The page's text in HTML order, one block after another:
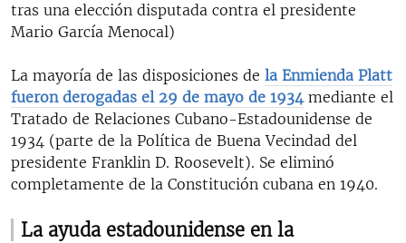
tras una elección disputada contra el presidente
Mario García Menocal)
La mayoría de las disposiciones de la Enmienda Platt
fueron derogadas el 29 de mayo de 1934mediante el
Tratado de Relaciones Cubano-Estadounidense de
1934 (parte de la Política de Buena Vecindad del
presidente Franklin D. Roosevelt). Se eliminó
completamente de la Constitución cubana en 1940.
La ayuda estadounidense en la